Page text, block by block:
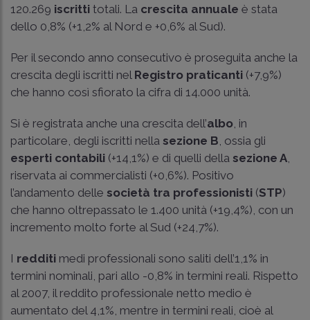
120.269 iscritti totali. La crescita annuale è stata
dello 0,8% (+1,2% al Nord e +0,6% al Sud).
Per il secondo anno consecutivo è proseguita anche la
crescita degli iscritti nel Registro praticanti (+7,9%)
che hanno così sfiorato la cifra di 14.000 unità.
Si è registrata anche una crescita dell’albo, in
particolare, degli iscritti nella sezione B, ossia gli
esperti contabili (+14,1%) e di quelli della sezione A,
riservata ai commercialisti (+0,6%). Positivo
l’andamento delle società tra professionisti (STP)
che hanno oltrepassato le 1.400 unità (+19,4%), con un
incremento molto forte al Sud (+24,7%).
I redditi medi professionali sono saliti dell’1,1% in
termini nominali, pari allo -0,8% in termini reali. Rispetto
al 2007, il reddito professionale netto medio è
aumentato del 4,1%, mentre in termini reali, cioè al